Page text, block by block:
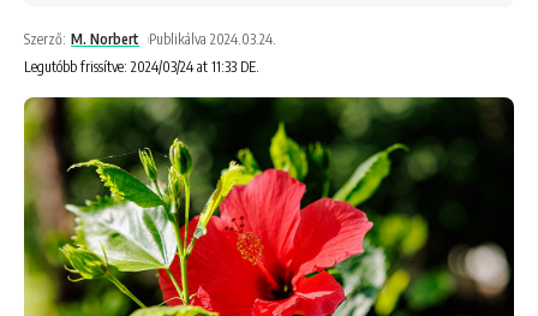
Legutóbb frissítve: 2024/03/24 at 11:33 DE.
Szerző: M. Norbert Publikálva 2024.03.24.